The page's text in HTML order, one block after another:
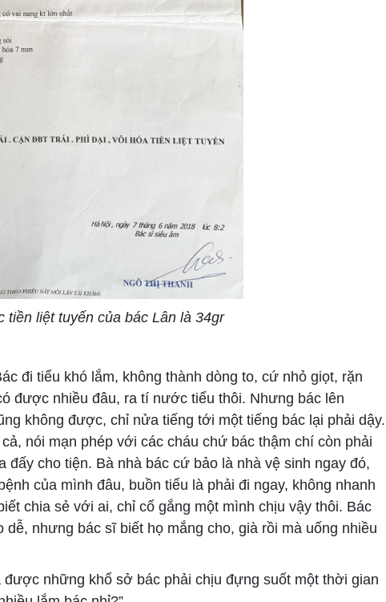
tiền liệt tuyến của bác Lân là 34gr
đi tiểu khó lắm, không thành dòng to, cứ nhỏ giọt, rặn
được nhiều đâu, ra tí nước tiểu thôi. Nhưng bác lên
không được, chỉ nửa tiếng tới một tiếng bác lại phải dậy.
nói mạn phép với các cháu chứ bác thậm chí còn phải
đấy cho tiện. Bà nhà bác cứ bảo là nhà vệ sinh ngay đó,
của mình đâu, buồn tiểu là phải đi ngay, không nhanh
chia sẻ với ai, chỉ cố gắng một mình chịu vậy thôi. Bác
nhưng bác sĩ biết họ mắng cho, già rồi mà uống nhiều
những khổ sở bác phải chịu đựng suốt một thời gian